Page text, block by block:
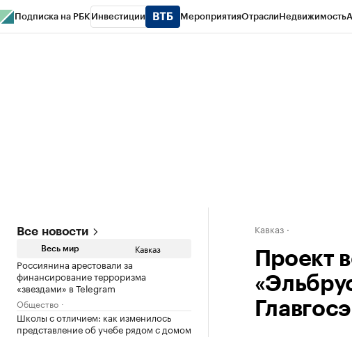
Подписка на РБК Инвестиции МероприятияОтраслиНедвижимость
Все новости
Весь мир Кавказ
Россиянина арестовали за
финансирование терроризма
«звездами» в Telegram
Общество
Школы с отличием: как изменилось
представление об учебе рядом с домом
Кавказ
Проект